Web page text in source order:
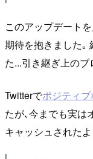
このアップデート
期待を抱きました｡
た...引き継ぎ上の
Twitterでポジティ
たが､今までも実は
キャッシュされた